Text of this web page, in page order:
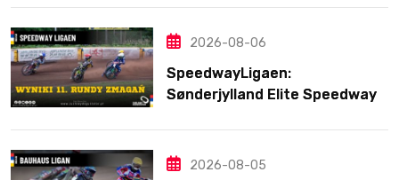
2026-08-06
SpeedwayLigaen:
Sønderjylland Elite Speedway
2026-08-05